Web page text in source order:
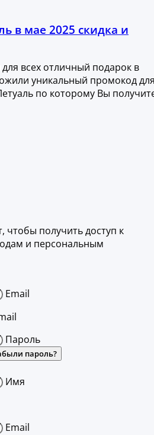
в мае 2025 скидка и
всех отличный подарок в
уникальный промокод
по которому Вы
чтобы получить доступ к
и персональным
Email
Пароль
пароль?
Имя
Email